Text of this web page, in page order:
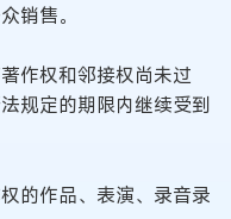
销售。
作权和邻接权尚未过
规定的期限内继续受到
的作品、表演、录音录